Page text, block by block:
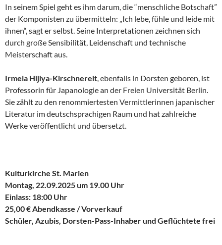
In seinem Spiel geht es ihm darum, die “menschliche Botschaft”
der Komponisten zu übermitteln: „Ich lebe, fühle und leide mit
ihnen“, sagt er selbst. Seine Interpretationen zeichnen sich
durch große Sensibilität, Leidenschaft und technische
Meisterschaft aus.
Irmela Hijiya-Kirschnereit , ebenfalls in Dorsten geboren, ist
Professorin für Japanologie an der Freien Universität Berlin.
Sie zählt zu den renommiertesten Vermittlerinnen japanischer
Literatur im deutschsprachigen Raum und hat zahlreiche
Werke veröffentlicht und übersetzt.
Kulturkirche St. Marien
Montag, 22.09.2025 um 19.00 Uhr
Einlass: 18:00 Uhr
25,00 € Abendkasse / Vorverkauf
Schüler, Azubis, Dorsten-Pass-Inhaber und Geflüchtete frei